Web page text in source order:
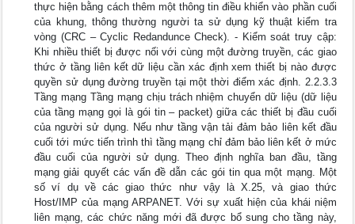
thực hiện bằng cách thêm một thông tin điều khiển vào phần cuối
của khung, thông thường người ta sử dụng kỹ thuật kiểm tra
vòng (CRC – Cyclic Redandunce Check). - Kiểm soát truy cập:
Khi nhiều thiết bị được nối với cùng một đường truyền, các giao
thức ở tầng liên kết dữ liệu cần xác định xem thiết bị nào được
quyền sử dụng đường truyền tại một thời điểm xác định. 2.2.3.3
Tầng mạng Tầng mạng chịu trách nhiệm chuyển dữ liệu (dữ liệu
của tầng mạng gọi là gói tin – packet) giữa các thiết bị đầu cuối
của người sử dụng. Nếu như tầng vận tải đảm bảo liên kết đầu
cuối tới mức tiến trình thì tầng mạng chỉ đảm bảo liên kết ở mức
đầu cuối của người sử dụng. Theo định nghĩa ban đầu, tầng
mạng giải quyết các vấn đề dẫn các gói tin qua một mạng. Một
số ví dụ về các giao thức như vậy là X.25, và giao thức
Host/IMP của mạng ARPANET. Với sự xuất hiện của khái niệm
liên mạng, các chức năng mới đã được bổ sung cho tầng này,